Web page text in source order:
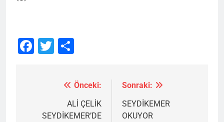
Facebook
Twitter
gezinmesi
Önceki:
ALİ ÇELİK
SEYDİKEMER’DE
Sonraki:
SEYDİKEMER
OKUYOR